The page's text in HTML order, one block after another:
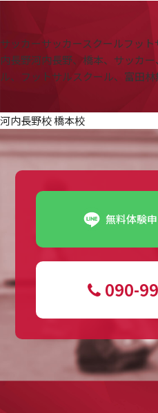
サッカーサッカースクールフット
内長野河内長野、橋本、サッカ
ル、フットサルスクール、富田林
河内長野校 橋本校
無料体験
090-